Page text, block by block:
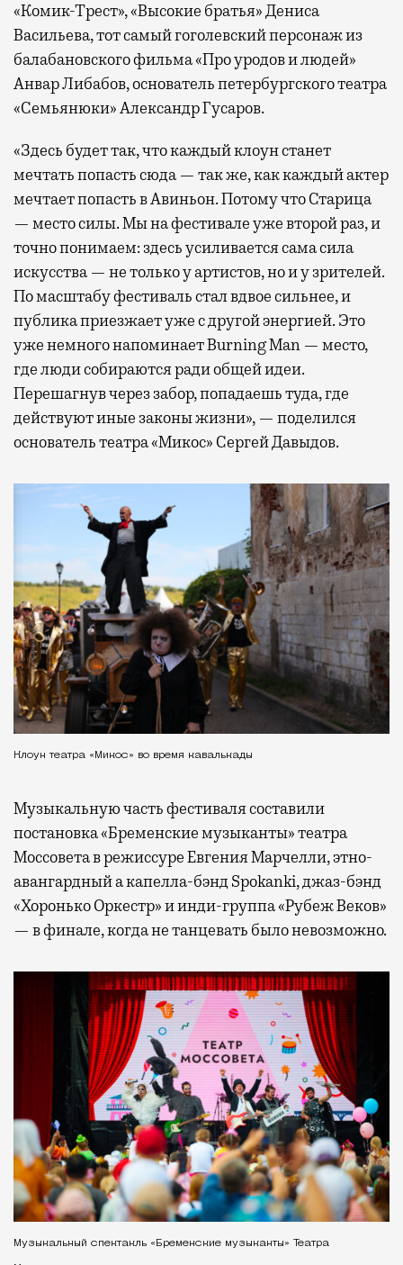
«Комик-Трест», «Высокие братья» Дениса
Васильева, тот самый гоголевский персонаж из
балабановского фильма «Про уродов и людей»
Анвар Либабов, основатель петербургского театра
«Семьянюки» Александр Гусаров.
«Здесь будет так, что каждый клоун станет
мечтать попасть сюда — так же, как каждый актер
мечтает попасть в Авиньон. Потому что Старица
— место силы. Мы на фестивале уже второй раз, и
точно понимаем: здесь усиливается сама сила
искусства — не только у артистов, но и у зрителей.
По масштабу фестиваль стал вдвое сильнее, и
публика приезжает уже с другой энергией. Это
уже немного напоминает Burning Man — место,
где люди собираются ради общей идеи.
Перешагнув через забор, попадаешь туда, где
действуют иные законы жизни», — поделился
основатель театра «Микос» Сергей Давыдов.
Клоун театра «Микос» во время кавалькады
Музыкальную часть фестиваля составили
постановка «Бременские музыканты» театра
Моссовета в режиссуре Евгения Марчелли, этно-
авангардный а капелла-бэнд Spokanki, джаз-бэнд
«Хоронько Оркестр» и инди-группа «Рубеж Веков»
— в финале, когда не танцевать было невозможно.
Музыкальный спектакль «Бременские музыканты» Театра